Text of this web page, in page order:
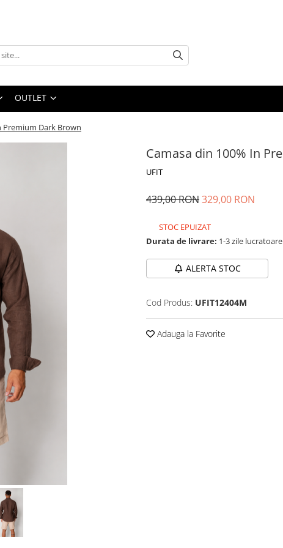
OUTLET
Premium Dark Brown
Camasa din 100% In
UFIT
439,00 RON329,00 RON
STOC EPUIZAT
Durata de livrare: 1-3 zile lucratoare
ALERTA STOC
Cod Produs: UFIT12404M
Adauga la Favorite